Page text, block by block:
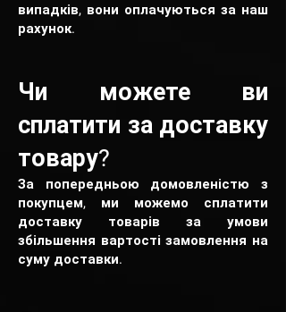
випадків, вони оплачуються за наш
рахунок.
Чи можете ви
сплатити за доставку
товару?
За попередньою домовленістю з
покупцем, ми можемо сплатити
доставку товарів за умови
збільшення вартості замовлення на
суму доставки.